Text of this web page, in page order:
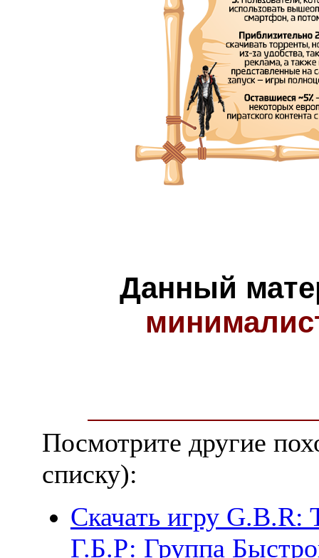
Данный
Посмотрите другие
списку):
Скачать игру G.B.R:
Г.Б.Р: Группа